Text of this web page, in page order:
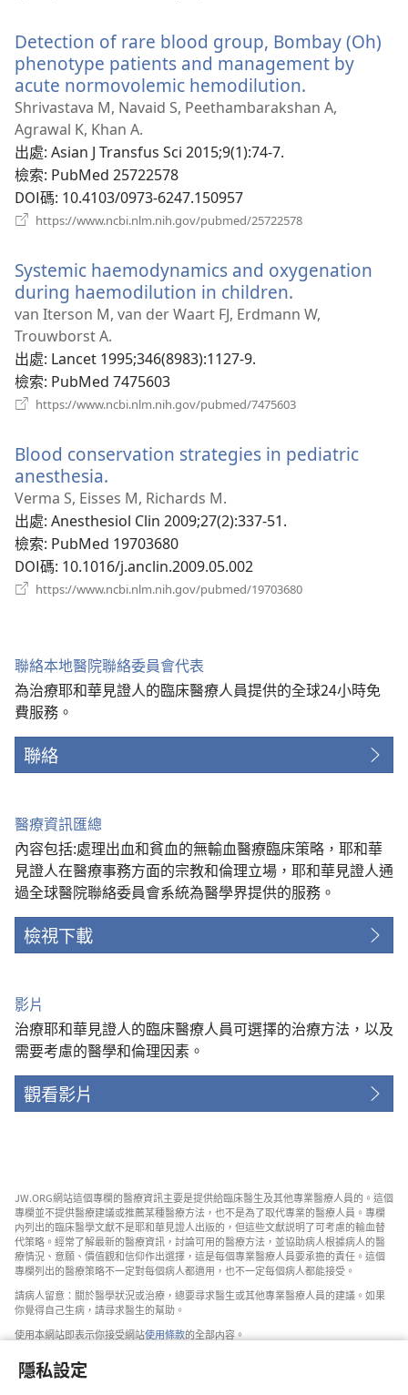
隱私設定
視
窗）
Detection of rare blood group, Bombay (Oh)
phenotype patients and management by
acute normovolemic hemodilution.
啟
Shrivastava M, Navaid S, Peethambarakshan A,
Agrawal K, Khan A.
出處‎: Asian J Transfus Sci 2015;9(1):74-7.
檢索‎: PubMed 25722578
DOI碼‎: 10.4103/0973-6247.150957
https://www.ncbi.nlm.nih.gov/pubmed/25722578
視
窗）
Systemic haemodynamics and oxygenation
during haemodilution in children.
啟
van Iterson M, van der Waart FJ, Erdmann W,
Trouwborst A.
出處‎: Lancet 1995;346(8983):1127-9.
檢索‎: PubMed 7475603
https://www.ncbi.nlm.nih.gov/pubmed/7475603
視
Blood conservation strategies in pediatric
anesthesia.
啟
新
視
窗）
Verma S, Eisses M, Richards M.
出處‎: Anesthesiol Clin 2009;27(2):337-51.
檢索‎: PubMed 19703680
DOI碼‎: 10.1016/j.anclin.2009.05.002
https://www.ncbi.nlm.nih.gov/pubmed/19703680
聯絡本地醫院聯絡委員會代表
為治療耶和華見證人的臨床醫療人員提供的全球24小時免
費服務。
聯絡
醫療資訊匯總
內容包括:處理出血和貧血的無輸血醫療臨床策略，耶和華
見證人在醫療事務方面的宗教和倫理立場，耶和華見證人通
過全球醫院聯絡委員會系統為醫學界提供的服務。
檢視下載
影片
治療耶和華見證人的臨床醫療人員可選擇的治療方法，以及
需要考慮的醫學和倫理因素。
觀看影片
JW.ORG網站這個專欄的醫療資訊主要是提供給臨床醫生及其他專業醫療人員的。這個
專欄並不提供醫療建議或推薦某種醫療方法，也不是為了取代專業的醫療人員。專欄
内列出的臨床醫學文獻不是耶和華見證人出版的，但這些文獻説明了可考慮的輸血替
代策略。經常了解最新的醫療資訊，討論可用的醫療方法，並協助病人根據病人的醫
療情況、意願、價值觀和信仰作出選擇，這是每個專業醫療人員要承擔的責任。這個
專欄列出的醫療策略不一定對每個病人都適用，也不一定每個病人都能接受。
請病人留意：關於醫學狀況或治療，總要尋求醫生或其他專業醫療人員的建議。如果
你覺得自己生病，請尋求醫生的幫助。
使用本網站即表示你接受網站使用條款的全部内容。